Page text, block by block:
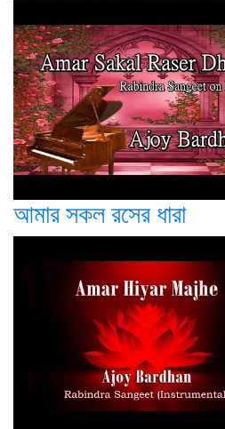
আমার সকল রসের ধারা